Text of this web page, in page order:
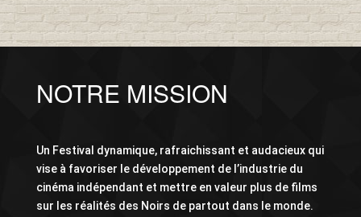
NOTRE MISSION
Un Festival dynamique, rafraichissant et audacieux qui
vise à favoriser le développement de l’industrie du
cinéma indépendant et mettre en valeur plus de films
sur les réalités des Noirs de partout dans le monde.